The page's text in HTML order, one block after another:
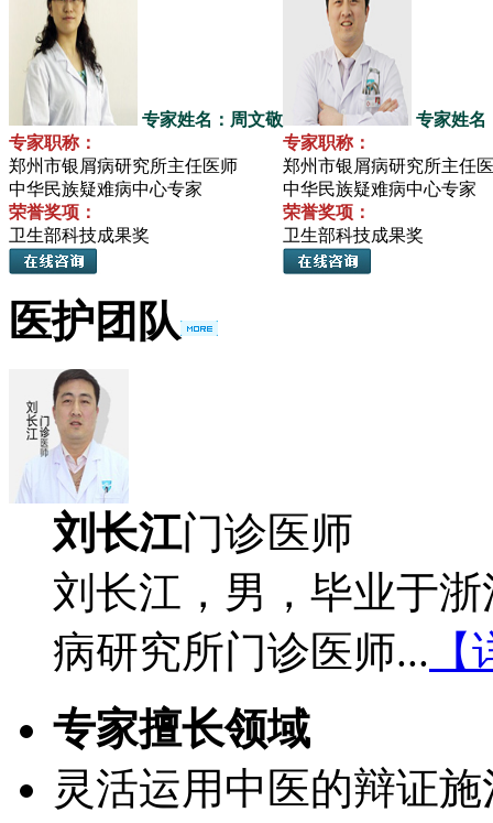
专家姓名：周文敬
专家职称：
郑州市银屑病研究所主任医师
中华民族疑难病中心专家
荣誉奖项：
卫生部科技成果奖
专家姓名
专家职称：
郑州市银屑病研究所主任
中华民族疑难病中心专家
荣誉奖项：
卫生部科技成果奖
医护团队
刘长江门诊医师
刘长江，男，毕业于
病研究所门诊医师...
专家擅长领域
灵活运用中医的辩证